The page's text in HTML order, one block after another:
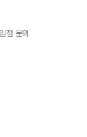
점 문의